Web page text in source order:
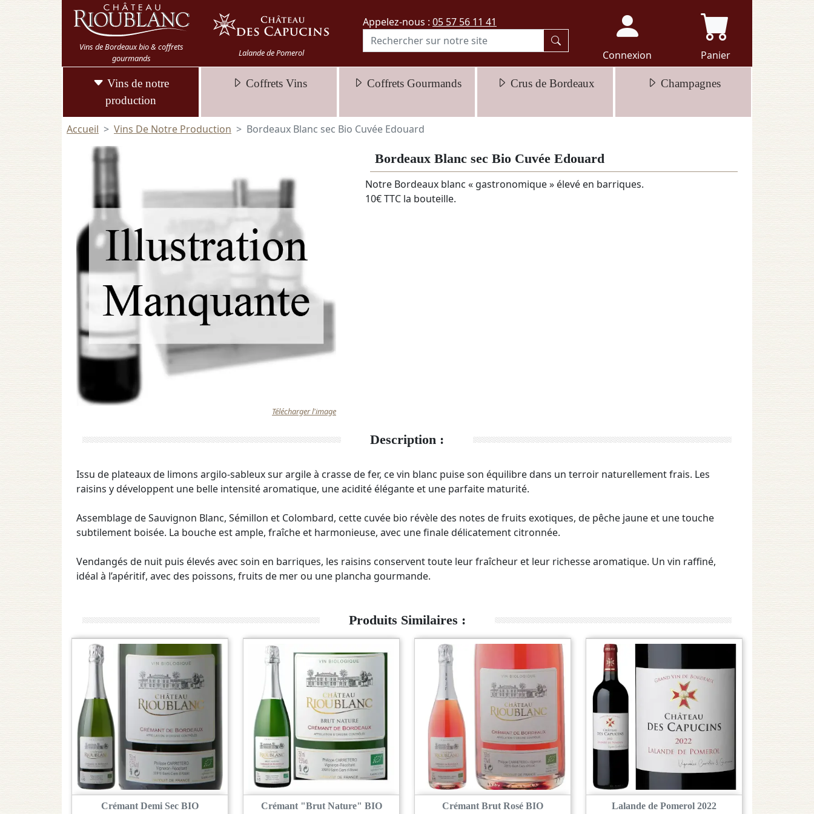
Vins de Bordeaux bio & coffrets
gourmands
Lalande de Pomerol Connexion Panier
Appelez-nous : 05 57 56 11 41
Vins de notre
production
Coffrets Vins Coffrets Gourmands Crus de Bordeaux Champagnes
Accueil Vins De Notre Production Bordeaux Blanc sec Bio Cuvée Edouard
Télécharger l'image
Bordeaux Blanc sec Bio Cuvée Edouard
Notre Bordeaux blanc « gastronomique » élevé en barriques.
10€ TTC la bouteille.
Description :
Issu de plateaux de limons argilo-sableux sur argile à crasse de fer, ce vin blanc puise son équilibre dans un terroir naturellement frais. Les
raisins y développent une belle intensité aromatique, une acidité élégante et une parfaite maturité.
Assemblage de Sauvignon Blanc, Sémillon et Colombard, cette cuvée bio révèle des notes de fruits exotiques, de pêche jaune et une touche
subtilement boisée. La bouche est ample, fraîche et harmonieuse, avec une finale délicatement citronnée.
Vendangés de nuit puis élevés avec soin en barriques, les raisins conservent toute leur fraîcheur et leur richesse aromatique. Un vin raffiné,
idéal à l’apéritif, avec des poissons, fruits de mer ou une plancha gourmande.
Produits Similaires :
Crémant Demi Sec BIO Crémant "Brut Nature" BIO Crémant Brut Rosé BIO Lalande de Pomerol 2022